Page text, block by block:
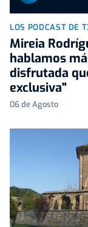
LOS PODCAST DE
Mireia
hablamos
disfrutada
exclusiva"
06 de Agosto